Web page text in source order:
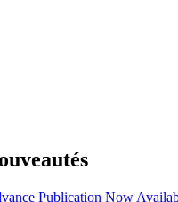
Publication Now